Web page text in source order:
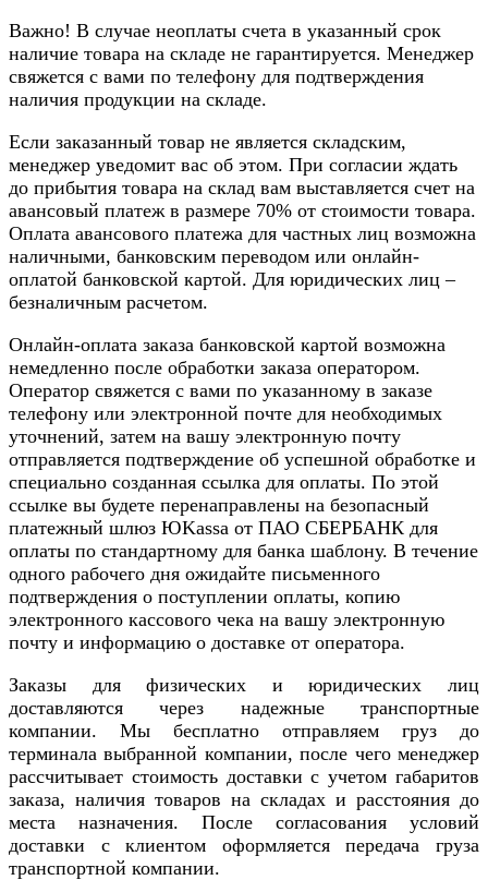
Важно! В случае неоплаты счета в указанный срок
наличие товара на складе не гарантируется. Менеджер
свяжется с вами по телефону для подтверждения
наличия продукции на складе.
Если заказанный товар не является складским,
менеджер уведомит вас об этом. При согласии ждать
до прибытия товара на склад вам выставляется счет на
авансовый платеж в размере 70% от стоимости товара.
Оплата авансового платежа для частных лиц возможна
наличными, банковским переводом или онлайн-
оплатой банковской картой. Для юридических лиц –
безналичным расчетом.
Онлайн-оплата заказа банковской картой возможна
немедленно после обработки заказа оператором.
Оператор свяжется с вами по указанному в заказе
телефону или электронной почте для необходимых
уточнений, затем на вашу электронную почту
отправляется подтверждение об успешной обработке и
специально созданная ссылка для оплаты. По этой
ссылке вы будете перенаправлены на безопасный
платежный шлюз ЮKassa от ПАО СБЕРБАНК для
оплаты по стандартному для банка шаблону. В течение
одного рабочего дня ожидайте письменного
подтверждения о поступлении оплаты, копию
электронного кассового чека на вашу электронную
почту и информацию о доставке от оператора.
Заказы для физических и юридических лиц
доставляются через надежные транспортные
компании. Мы бесплатно отправляем груз до
терминала выбранной компании, после чего менеджер
рассчитывает стоимость доставки с учетом габаритов
заказа, наличия товаров на складах и расстояния до
места назначения. После согласования условий
доставки с клиентом оформляется передача груза
транспортной компании.